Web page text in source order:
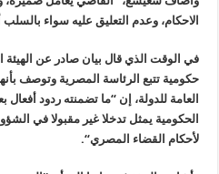
الاحكام، وعدم التعليق عليه سواء بالسلب
في الوقت الذي قال بيان صادر عن الهيئة
حكومية تتبع الرئاسة المصرية وتوصف
العامة للدولة، إن “ما تضمنته ردود
الحكومية يمثل تدخلا غير مقبولا في
لأحكام القضاء المصري“.